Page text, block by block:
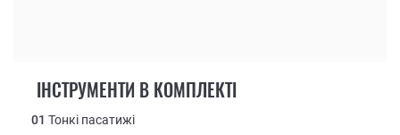
ІНСТРУМЕНТИ В КОМПЛЕКТІ
01 Тонкі пасатижі